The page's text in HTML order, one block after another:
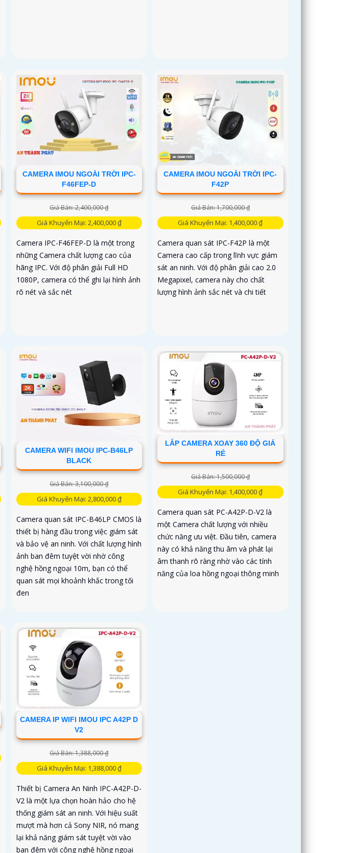
CAMERA IMOU NGOÀI TRỜI IPC-
F46FEP-D
Giá Bán: 2,400,000 ₫
Giá Khuyến Mại: 2,400,000 ₫
Camera IPC-F46FEP-D là một trong
những Camera chất lượng cao của
hãng IPC. Với độ phân giải Full HD
1080P, camera có thể ghi lại hình ảnh
rõ nét và sắc nét
CAMERA IMOU NGOÀI TRỜI IPC-
F42P
Giá Bán: 1,700,000 ₫
Giá Khuyến Mại: 1,400,000 ₫
Camera quan sát IPC-F42P là một
Camera cao cấp trong lĩnh vực giám
sát an ninh. Với độ phân giải cao 2.0
Megapixel, camera này cho chất
lượng hình ảnh sắc nét và chi tiết
CAMERA WIFI IMOU IPC-B46LP
BLACK
Giá Bán: 3,100,000 ₫
Giá Khuyến Mại: 2,800,000 ₫
Camera quan sát IPC-B46LP CMOS là
thiết bị hàng đầu trong việc giám sát
và bảo vệ an ninh. Với chất lượng hình
ảnh ban đêm tuyệt vời nhờ công
nghệ hồng ngoại 10m, bạn có thể
quan sát mọi khoảnh khắc trong tối
đen
LẮP CAMERA XOAY 360 ĐỘ GIÁ
RẺ
Giá Bán: 1,500,000 ₫
Giá Khuyến Mại: 1,400,000 ₫
Camera quan sát PC-A42P-D-V2 là
một Camera chất lượng với nhiều
chức năng ưu việt. Đầu tiên, camera
này có khả năng thu âm và phát lại
âm thanh rõ ràng nhờ vào các tính
năng của loa hồng ngoại thông minh
CAMERA IP WIFI IMOU IPC A42P D
V2
Giá Bán: 1,388,000 ₫
Giá Khuyến Mại: 1,388,000 ₫
Thiết bị Camera An Ninh IPC-A42P-D-
V2 là một lựa chọn hoàn hảo cho hệ
thống giám sát an ninh. Với hiệu suất
mượt mà hơn cả Sony NIR, nó mang
lại khả năng giám sát tuyệt vời vào
ban đêm với công nghệ hồng ngoại